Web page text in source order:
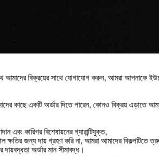
আমাদের বিক্রয়ের সাথে যোগাযোগ করুন, আমরা আপনাকে
কাছে একটি অর্ডার দিতে পারেন, কোনও বিক্রয় এড়াতে
কারিগর বিশেষায়নের গ্যারান্টিযুক্ত,
ক্ষতির জন্য দায় গ্রহণ করি না, আমরা আমাদের বিকল্পটিতে
অর্ডার মান সীমাবদ্ধ।